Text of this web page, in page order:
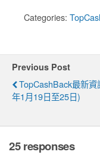
Categories:
Previous Post
TopCashBack最新資
年1月19日至25日)
25 responses